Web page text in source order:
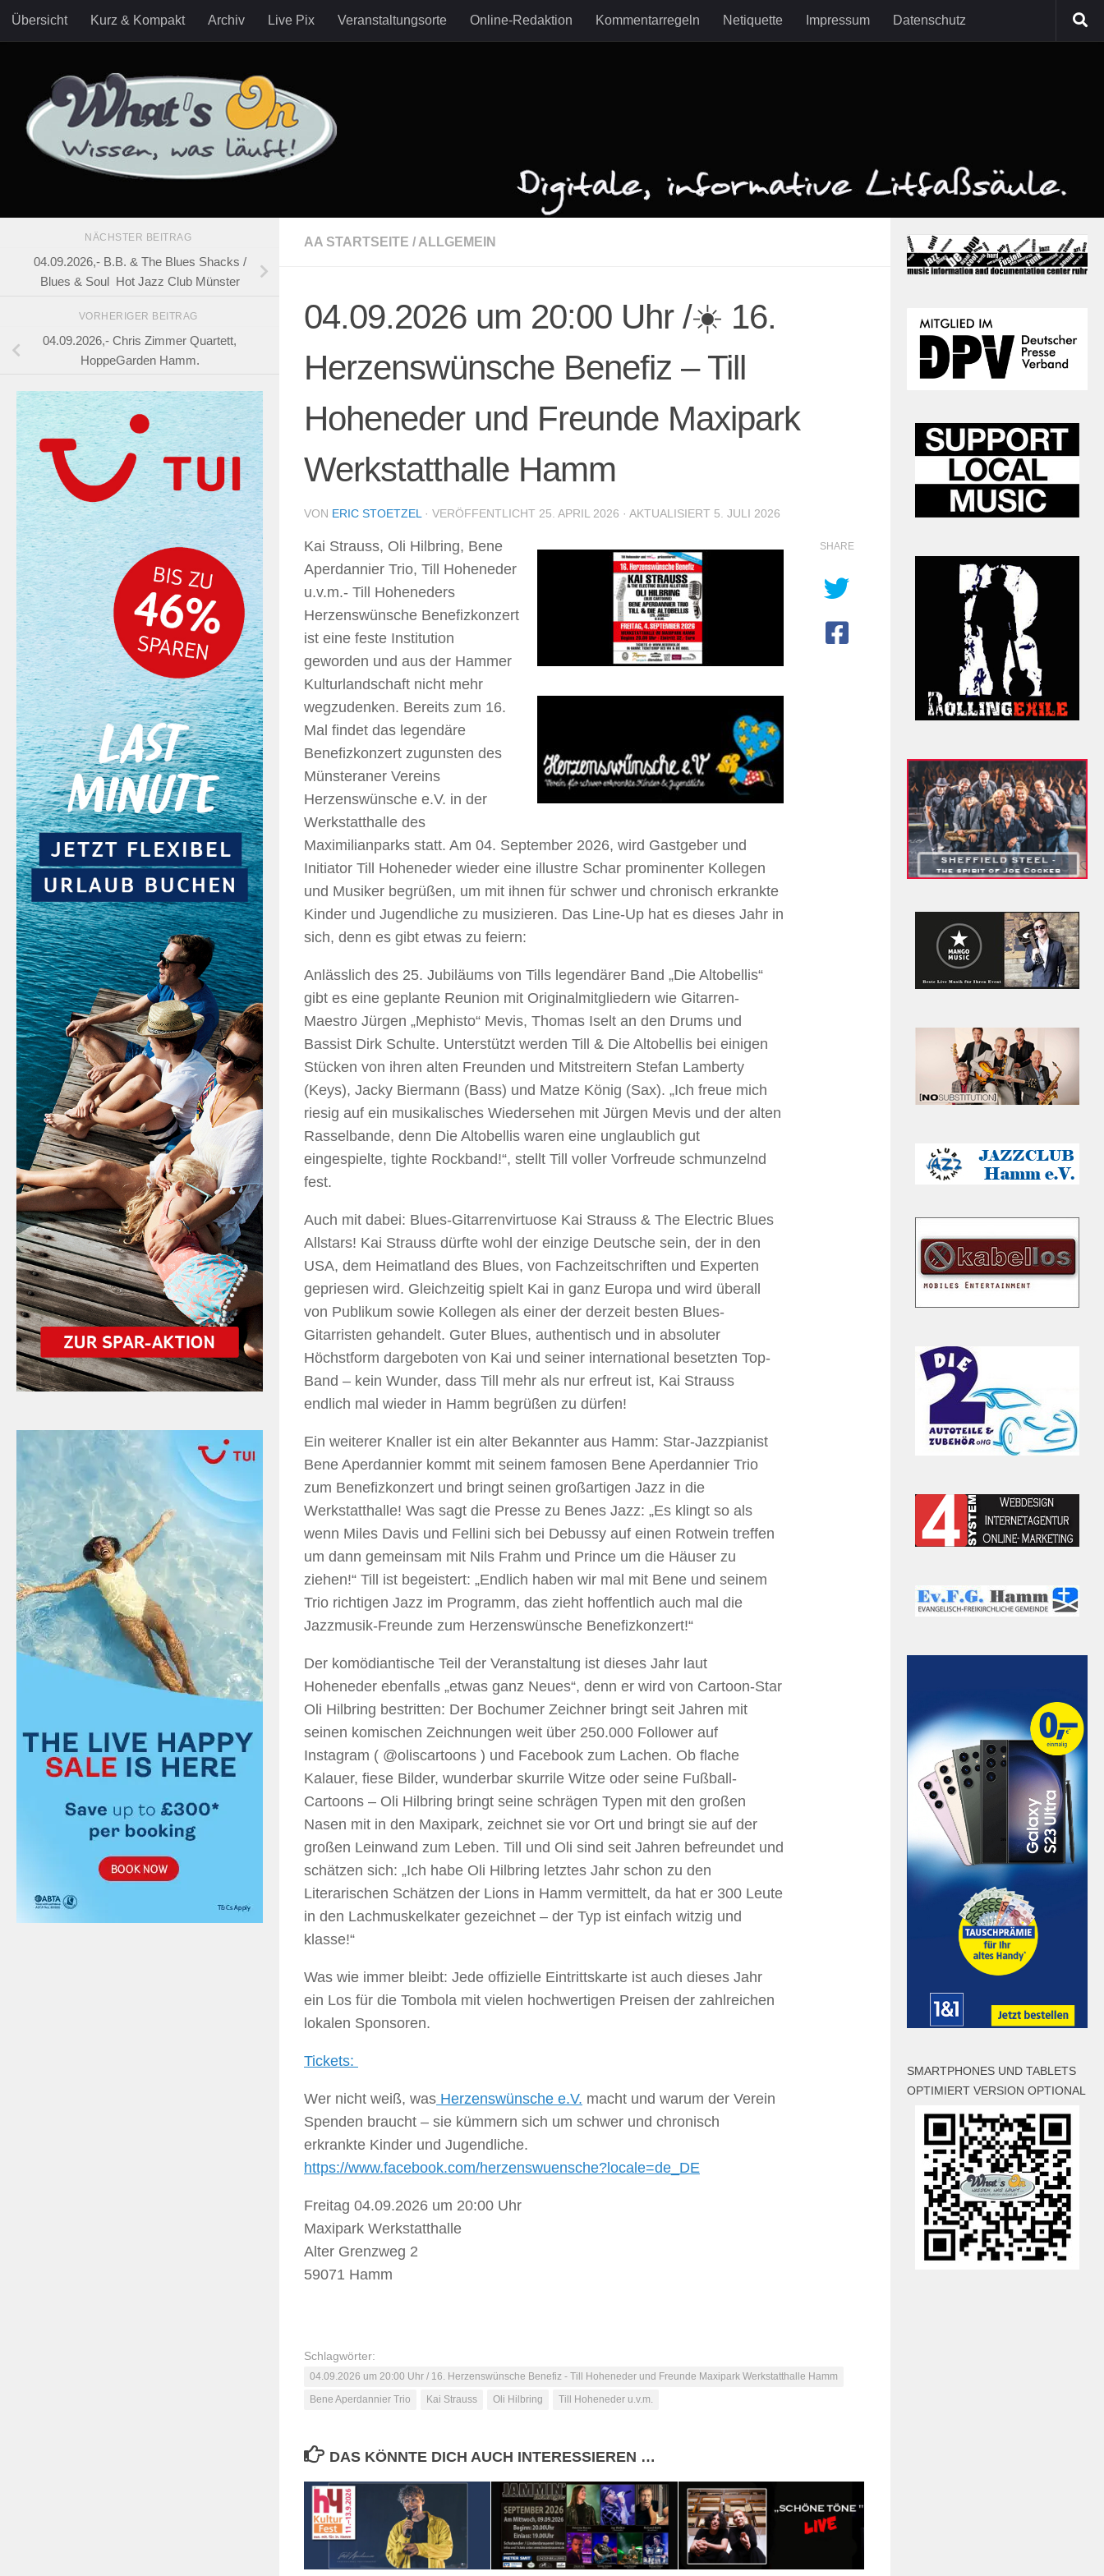
Zum Inhalt springen
Übersicht Kurz & Kompakt Archiv Live Pix Veranstaltungsorte Online-Redaktion Kommentarregeln Netiquette Impressum Datenschutz
AA STARTSEITE / ALLGEMEIN
04.09.2026 um 20:00 Uhr /☀️ 16.
Herzenswünsche Benefiz – Till
Hoheneder und Freunde Maxipark
Werkstatthalle Hamm
VON ERIC STOETZEL · VERÖFFENTLICHT 25. APRIL 2026 · AKTUALISIERT 5. JULI 2026
Kai Strauss, Oli Hilbring, Bene
Aperdannier Trio, Till Hoheneder
u.v.m.- Till Hoheneders
Herzenswünsche Benefizkonzert
ist eine feste Institution
geworden und aus der Hammer
Kulturlandschaft nicht mehr
wegzudenken. Bereits zum 16.
Mal findet das legendäre
Benefizkonzert zugunsten des
Münsteraner Vereins
Herzenswünsche e.V. in der
Werkstatthalle des
Maximilianparks statt. Am 04. September 2026, wird Gastgeber und
Initiator Till Hoheneder wieder eine illustre Schar prominenter Kollegen
und Musiker begrüßen, um mit ihnen für schwer und chronisch erkrankte
Kinder und Jugendliche zu musizieren. Das Line-Up hat es dieses Jahr in
sich, denn es gibt etwas zu feiern:
Anlässlich des 25. Jubiläums von Tills legendärer Band „Die Altobellis“
gibt es eine geplante Reunion mit Originalmitgliedern wie Gitarren-
Maestro Jürgen „Mephisto“ Mevis, Thomas Iselt an den Drums und
Bassist Dirk Schulte. Unterstützt werden Till & Die Altobellis bei einigen
Stücken von ihren alten Freunden und Mitstreitern Stefan Lamberty
(Keys), Jacky Biermann (Bass) und Matze König (Sax). „Ich freue mich
riesig auf ein musikalisches Wiedersehen mit Jürgen Mevis und der alten
Rasselbande, denn Die Altobellis waren eine unglaublich gut
eingespielte, tighte Rockband!“, stellt Till voller Vorfreude schmunzelnd
fest.
Auch mit dabei: Blues-Gitarrenvirtuose Kai Strauss & The Electric Blues
Allstars! Kai Strauss dürfte wohl der einzige Deutsche sein, der in den
USA, dem Heimatland des Blues, von Fachzeitschriften und Experten
gepriesen wird. Gleichzeitig spielt Kai in ganz Europa und wird überall
von Publikum sowie Kollegen als einer der derzeit besten Blues-
Gitarristen gehandelt. Guter Blues, authentisch und in absoluter
Höchstform dargeboten von Kai und seiner international besetzten Top-
Band – kein Wunder, dass Till mehr als nur erfreut ist, Kai Strauss
endlich mal wieder in Hamm begrüßen zu dürfen!
Ein weiterer Knaller ist ein alter Bekannter aus Hamm: Star-Jazzpianist
Bene Aperdannier kommt mit seinem famosen Bene Aperdannier Trio
zum Benefizkonzert und bringt seinen großartigen Jazz in die
Werkstatthalle! Was sagt die Presse zu Benes Jazz: „Es klingt so als
wenn Miles Davis und Fellini sich bei Debussy auf einen Rotwein treffen
um dann gemeinsam mit Nils Frahm und Prince um die Häuser zu
ziehen!“ Till ist begeistert: „Endlich haben wir mal mit Bene und seinem
Trio richtigen Jazz im Programm, das zieht hoffentlich auch mal die
Jazzmusik-Freunde zum Herzenswünsche Benefizkonzert!“
Der komödiantische Teil der Veranstaltung ist dieses Jahr laut
Hoheneder ebenfalls „etwas ganz Neues“, denn er wird von Cartoon-Star
Oli Hilbring bestritten: Der Bochumer Zeichner bringt seit Jahren mit
seinen komischen Zeichnungen weit über 250.000 Follower auf
Instagram ( @oliscartoons ) und Facebook zum Lachen. Ob flache
Kalauer, fiese Bilder, wunderbar skurrile Witze oder seine Fußball-
Cartoons – Oli Hilbring bringt seine schrägen Typen mit den großen
Nasen mit in den Maxipark, zeichnet sie vor Ort und bringt sie auf der
großen Leinwand zum Leben. Till und Oli sind seit Jahren befreundet und
schätzen sich: „Ich habe Oli Hilbring letztes Jahr schon zu den
Literarischen Schätzen der Lions in Hamm vermittelt, da hat er 300 Leute
in den Lachmuskelkater gezeichnet – der Typ ist einfach witzig und
klasse!“
Was wie immer bleibt: Jede offizielle Eintrittskarte ist auch dieses Jahr
ein Los für die Tombola mit vielen hochwertigen Preisen der zahlreichen
lokalen Sponsoren.
Tickets:
Wer nicht weiß, was Herzenswünsche e.V. macht und warum der Verein
Spenden braucht – sie kümmern sich um schwer und chronisch
erkrankte Kinder und Jugendliche.
https://www.facebook.com/herzenswuensche?locale=de_DE
Freitag 04.09.2026 um 20:00 Uhr
Maxipark Werkstatthalle
Alter Grenzweg 2
59071 Hamm
SHARE
Schlagwörter:
04.09.2026 um 20:00 Uhr / 16. Herzenswünsche Benefiz - Till Hoheneder und Freunde Maxipark Werkstatthalle Hamm
Bene Aperdannier Trio
Kai Strauss Oli Hilbring Till Hoheneder u.v.m.
DAS KÖNNTE DICH AUCH INTERESSIEREN …
NÄCHSTER BEITRAG
04.09.2026,- B.B. & The Blues Shacks /
Blues & Soul Hot Jazz Club Münster
VORHERIGER BEITRAG
04.09.2026,- Chris Zimmer Quartett,
HoppeGarden Hamm.
SMARTPHONES UND TABLETS
OPTIMIERT VERSION OPTIONAL